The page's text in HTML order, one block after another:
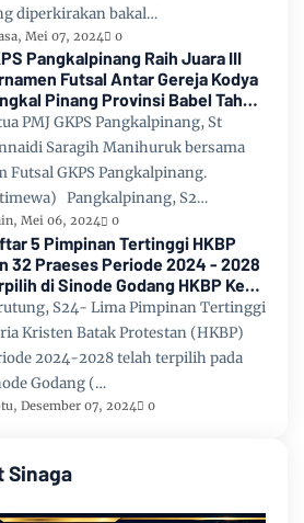
diperkirakan bakal…
Mei 07, 2024 0
Pangkalpinang Raih Juara III
Futsal Antar Gereja Kodya
Pinang Provinsi Babel Tahun
PMJ GKPS Pangkalpinang, St
Saragih Manihuruk bersama
Futsal GKPS Pangkalpinang.
Pangkalpinang, S2…
Mei 06, 2024 0
5 Pimpinan Tertinggi HKBP
32 Praeses Periode 2024 - 2028
di Sinode Godang HKBP Ke
2024
S24- Lima Pimpinan Tertinggi
Kristen Batak Protestan (HKBP)
2024-2028 telah terpilih pada
Godang (…
Desember 07, 2024 0
Sinaga